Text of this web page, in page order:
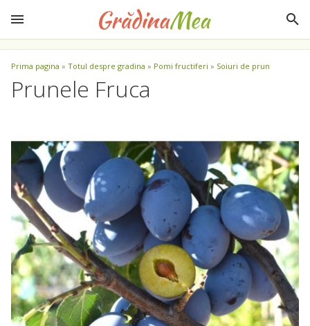
Prima pagina » Totul despre gradina » Pomi fructiferi » Soiuri de prun
Prunele Fruca